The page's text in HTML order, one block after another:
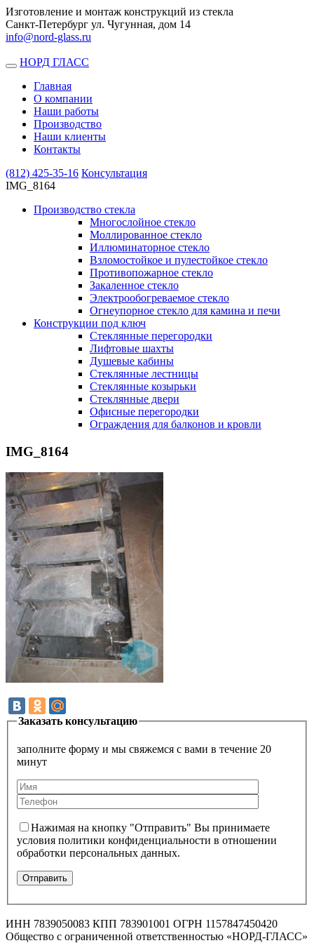
Изготовление и монтаж конструкций из стекла
Санкт-Петербург ул. Чугунная, дом 14
info@nord-glass.ru
Toggle
navigation
НОРД ГЛАСС
Главная
О компании
Наши работы
Производство
Наши клиенты
Контакты
(812) 425-35-16 Консультация
IMG_8164
Производство стекла
Многослойное стекло
Моллированное стекло
Иллюминаторное стекло
Взломостойкое и пулестойкое стекло
Противопожарное стекло
Закаленное стекло
Электрообогреваемое стекло
Огнеупорное стекло для камина и печи
Конструкции под ключ
Стеклянные перегородки
Лифтовые шахты
Душевые кабины
Cтеклянные лестницы
Cтеклянные козырьки
Cтеклянные двери
Офисные перегородки
Ограждения для балконов и кровли
IMG_8164
Заказать консультацию
заполните форму и мы свяжемся с вами в течение 20
минут
Нажимая на кнопку "Отправить" Вы принимаете
условия политики конфиденциальности в отношении
обработки персональных данных.
ИНН 7839050083 КПП 783901001 ОГРН 1157847450420
Общество с ограниченной ответственностью «НОРД-ГЛАСС»